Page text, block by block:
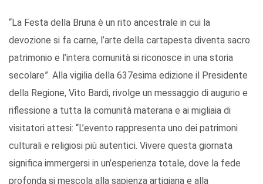
“La Festa della Bruna è un rito ancestrale in cui la
devozione si fa carne, l’arte della cartapesta diventa sacro
patrimonio e l’intera comunità si riconosce in una storia
secolare”. Alla vigilia della 637esima edizione il Presidente
della Regione, Vito Bardi, rivolge un messaggio di augurio e
riflessione a tutta la comunità materana e ai migliaia di
visitatori attesi: “L’evento rappresenta uno dei patrimoni
culturali e religiosi più autentici. Vivere questa giornata
significa immergersi in un’esperienza totale, dove la fede
profonda si mescola alla sapienza artigiana e alla